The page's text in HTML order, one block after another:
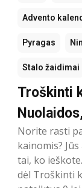
Advento
Pyragas
Stalo žaidimai
Troškinti
Norite rasti
kainomis?
tai, ko
dėl Troškinti